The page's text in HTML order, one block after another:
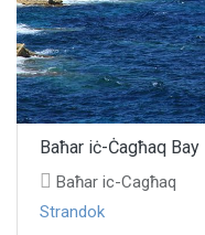
Baħar iċ-Ċagħaq Bay
Baħar ic-Cagħaq
Strandok